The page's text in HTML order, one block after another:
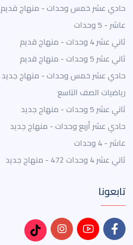
حادي عشر خمس وحدات - منهاج قديم
عاشر - 5 وحدات
ثاني عشر 4 وحدات - منهاج قديم
ثاني عشر 5 وحدات - منهاج قديم
حادي عشر خمس وحدات - منهاج جديد
رياضيات الصف التاسع
ثاني عشر 5 وحدات - منهاج جديد
حادي عشر أربع وحدات - منهاج جديد
عاشر - 4 وحدات
ثاني عشر 4 وحدات 472 - منهاج جديد
تابعونا